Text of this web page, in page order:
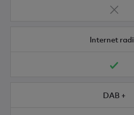
Internet
DAB +